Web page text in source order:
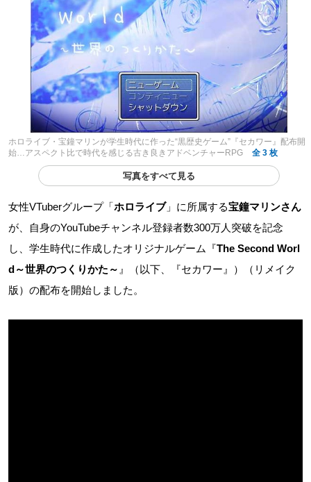
ホロライブ・宝鐘マリンが学生時代に作った“黒歴史ゲーム”『セカワー』配布開
始…アスペクト比で時代を感じる古き良きアドベンチャーRPG
全 3 枚
写真をすべて見る
女性VTuberグループ「ホロライブ」に所属する宝鐘マリンさん
が、自身のYouTubeチャンネル登録者数300万人突破を記念
し、学生時代に作成したオリジナルゲーム『The Second Worl
d～世界のつくりかた～ 』（以下、『セカワー』）（リメイク
版）の配布を開始しました。